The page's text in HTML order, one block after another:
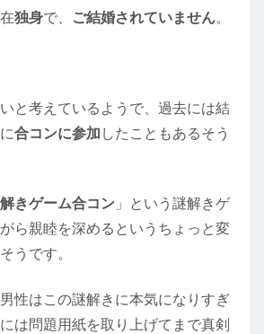
独身で、 ご結婚されていません。
と考えているようで、過去には結
合コンに参加 したこともあるそう
きゲーム合コン 」という謎解きゲ
ら親睦を深めるというちょっと変
うです。
性はこの謎解きに本気になりすぎ
は問題用紙を取り上げてまで真剣